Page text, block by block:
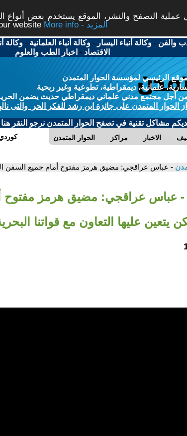
التصفح والنشر، الموقع يستخدم بعض أنواع
website
More info - المزيد
والفن -وكالة أنباء اليسار -وكالة أنباء العلمانية -وكالة
الاقتصاد - اخبار الطب والعلوم
الرئيسي لمؤسسة الحوار المتمدن
علمانية، ديمقراطية، تطوعية وغير ربحية
أجل مجتمع مدني علماني ديمقراطي حديث يضمن الحرية
الحوار المتمدن على جائزة ابن رشد للفكر الحر والتى
لديكم مشاكل تقنية في تصفح الحوار المتمدن نرجو النقر هنا
الحوار المتمدن مراكز الاخبار
- عباس عراقجي: مضيق هرمز مفتوح أمام جميع السفن
- عباس عراقجي: مضيق هرمز مفتوح
يتعين عليها التعاون مع قواتنا